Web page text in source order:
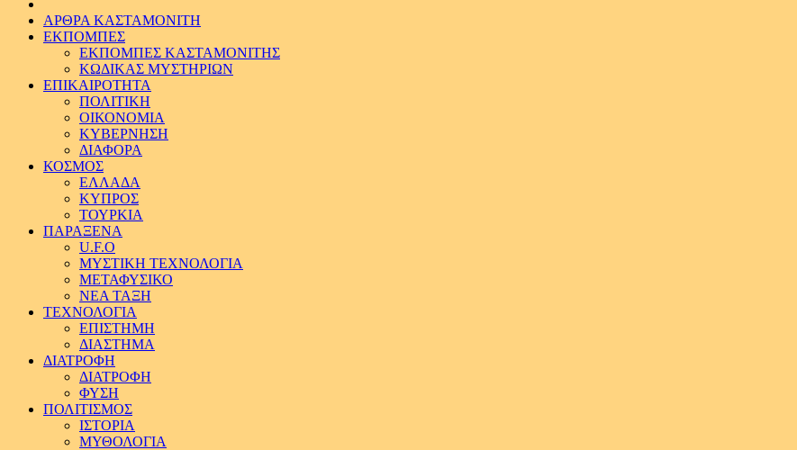
ΑΡΘΡΑ ΚΑΣΤΑΜΟΝΙΤΗ
ΕΚΠΟΜΠΕΣ
ΕΚΠΟΜΠΕΣ ΚΑΣΤΑΜΟΝΙΤΗΣ
ΚΩΔΙΚΑΣ ΜΥΣΤΗΡΙΩΝ
ΕΠΙΚΑΙΡΟΤΗΤΑ
ΠΟΛΙΤΙΚΗ
ΟΙΚΟΝΟΜΙΑ
ΚΥΒΕΡΝΗΣΗ
ΔΙΑΦΟΡΑ
ΚΟΣΜΟΣ
ΕΛΛΑΔΑ
ΚΥΠΡΟΣ
ΤΟΥΡΚΙΑ
ΠΑΡΑΞΕΝΑ
U.F.O
ΜΥΣΤΙΚΗ ΤΕΧΝΟΛΟΓΙΑ
ΜΕΤΑΦΥΣΙΚΟ
ΝΕΑ ΤΑΞΗ
ΤΕΧΝΟΛΟΓΙΑ
ΕΠΙΣΤΗΜΗ
ΔΙΑΣΤΗΜΑ
ΔΙΑΤΡΟΦΗ
ΔΙΑΤΡΟΦΗ
ΦΥΣΗ
ΠΟΛΙΤΙΣΜΟΣ
ΙΣΤΟΡΙΑ
ΜΥΘΟΛΟΓΙΑ